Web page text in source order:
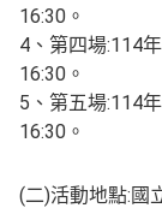
16:30。
4、第四場:114
16:30。
5、第五場:114
16:30。
(二)活動地點:國